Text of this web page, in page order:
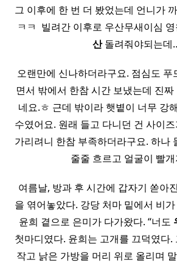
그 이후에 한 번 더 봤었는데 언니가
ㅋㅋ ​ 빌려간 이후로 우산무새이심
산돌려줘야되는데
오랜만에 신나하더라구요. 점심도 푸
면서 밖에서 한참 시간 보냈는데 진
네요.ㅎ 근데 밖이라 햇볕이 너무 강
수였어요. 원래 들고 다니던 건 사이
가리려니 한참 부족하더라구요. 하나
줄줄 흐르고 얼굴이 빨
여름날, 방과 후 시간에 갑자기 쏟아
을 엮어놓았다. 강당 처마 밑에서 비
윤희 곁으로 은미가 다가왔다. ​“너도
첫마디였다. 윤희는 고개를 끄덕였다.
작고 낡은 가방을 머리 위로 올리며